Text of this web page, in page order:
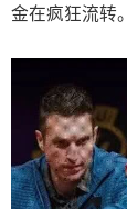
金在疯狂流转。